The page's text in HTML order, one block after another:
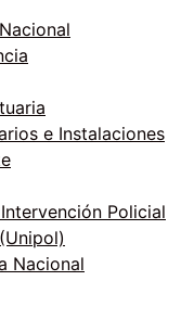
e Instalaciones
Policial
Nacional